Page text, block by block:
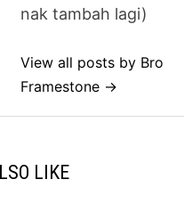
nak tambah lagi)
View all posts by Bro
Framestone →
LIKE